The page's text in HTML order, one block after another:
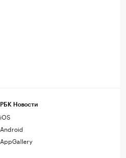
РБК Новости
iOS
Android
AppGallery